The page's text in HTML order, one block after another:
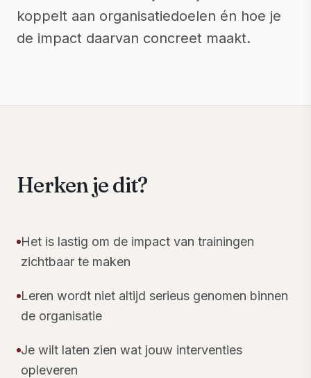
koppelt aan organisatiedoelen én hoe je
de impact daarvan concreet maakt.
Herken je dit?
Het is lastig om de impact van trainingen
zichtbaar te maken
Leren wordt niet altijd serieus genomen binnen
de organisatie
Je wilt laten zien wat jouw interventies
opleveren